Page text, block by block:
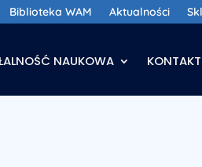
Biblioteka WAM Aktualności
NAUKOWA KONTAKT